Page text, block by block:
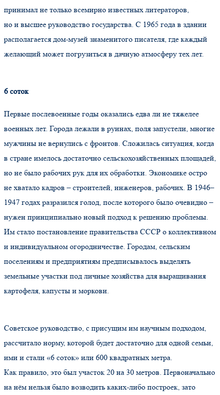
принимал не только всемирно известных литераторов,
но и высшее руководство государства. С 1965 года в здании
располагается дом-музей знаменитого писателя, где каждый
желающий может погрузиться в дачную атмосферу тех лет.
6 соток
Первые послевоенные годы оказались едва ли не тяжелее
военных лет. Города лежали в руинах, поля запустели, многие
мужчины не вернулись с фронтов. Сложилась ситуация, когда
в стране имелось достаточно сельскохозяйственных площадей,
но не было рабочих рук для их обработки. Экономике остро
не хватало кадров – строителей, инженеров, рабочих. В 1946–
1947 годах разразился голод, после которого было очевидно –
нужен принципиально новый подход к решению проблемы.
Им стало постановление правительства СССР о коллективном
и индивидуальном огородничестве. Городам, сельским
поселениям и предприятиям предписывалось выделять
земельные участки под личные хозяйства для выращивания
картофеля, капусты и моркови.
Советское руководство, с присущим им научным подходом,
рассчитало норму, которой будет достаточно для одной семьи,
ими и стали «6 соток» или 600 квадратных метра.
Как правило, это был участок 20 на 30 метров. Первоначально
на нём нельзя было возводить каких-либо построек, зато